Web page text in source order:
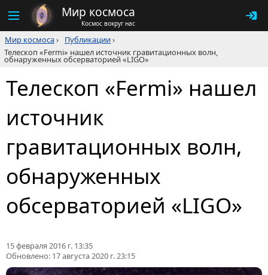
Мир космоса
Космос вокруг нас
Мир космоса› Публикации›
Телескоп «Fermi» нашел источник гравитационных волн,
обнаруженных обсерваторией «LIGO»
Телескоп «Fermi» нашел
источник
гравитационных волн,
обнаруженных
обсерваторией «LIGO»
15 февраля 2016 г. 13:35
Обновлено: 17 августа 2020 г. 23:15